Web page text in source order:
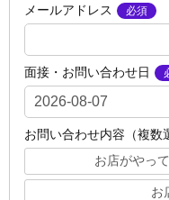
メールアドレス
面接・お問い合わせ日
お問い合わせ内容（複数
お店がやっ
お